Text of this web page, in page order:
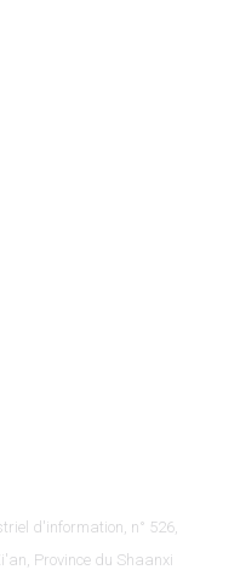
d'information, n° 526,
Province du Shaanxi